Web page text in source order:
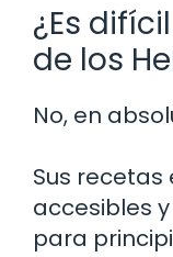
¿Es
de los
No, en
Sus
accesibles
para